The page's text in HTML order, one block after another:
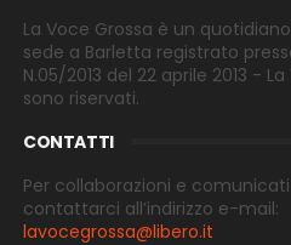
La Voce Grossa è un
sede a Barletta registrato
N.05/2013 del 22 aprile 2013 -
sono riservati.
CONTATTI
Per collaborazioni e
contattarci all’indirizzo e-mail:
lavocegrossa@libero.it